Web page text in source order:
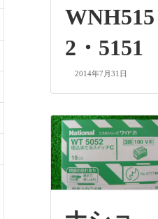
WNH515
2・5151
2014年7月31日